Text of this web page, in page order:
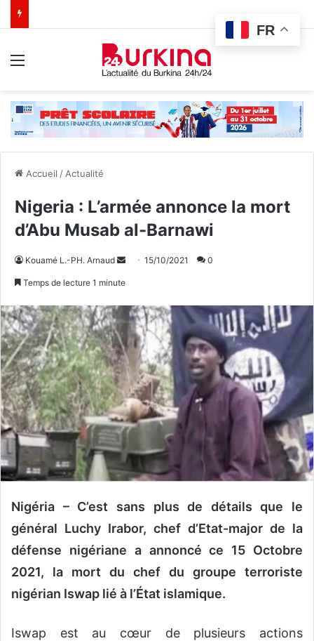
Accueil / Actualité
Nigeria : L’armée annonce la mort
d’Abu Musab al-Barnawi
Kouamé L.-PH. Arnaud
o
e
r
u
n
c
o
r
r
e
l
15/10/2021 0
Temps de lecture 1 minute
Nigéria – C’est sans plus de détails que le
général Luchy Irabor, chef d’Etat-major de la
défense nigériane a annoncéce 15 Octobre
2021, la mort du chef du groupe terroriste
nigérian Iswap lié à l’État islamique.
Iswap est au cœur de plusieurs actions
FR